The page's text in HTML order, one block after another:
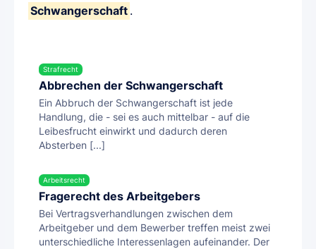
Schwangerschaft .
Strafrecht
Abbrechen der Schwangerschaft
Ein Abbruch der Schwangerschaft ist jede
Handlung, die - sei es auch mittelbar - auf die
Leibesfrucht einwirkt und dadurch deren
Absterben [...]
Arbeitsrecht
Fragerecht des Arbeitgebers
Bei Vertragsverhandlungen zwischen dem
Arbeitgeber und dem Bewerber treffen meist zwei
unterschiedliche Interessenlagen aufeinander. Der